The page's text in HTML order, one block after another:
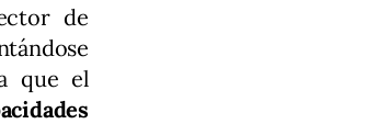
de
que el